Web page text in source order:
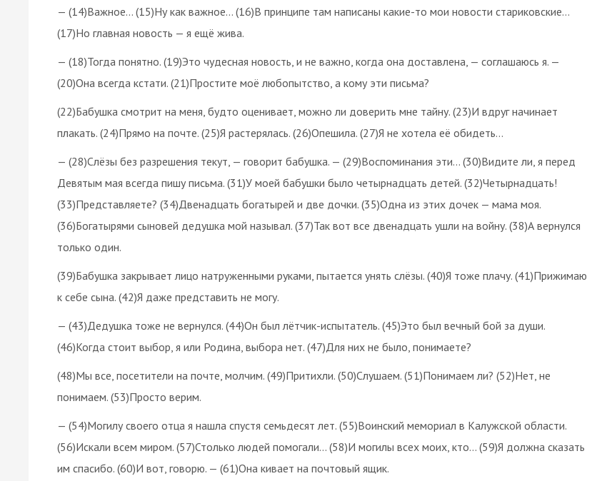
— (14)Важное… (15)Ну как важное… (16)В принципе там написаны какие-то мои новости стариковские…
(17)Но главная новость — я ещё жива.
— (18)Тогда понятно. (19)Это чудесная новость, и не важно, когда она доставлена, — соглашаюсь я. —
(20)Она всегда кстати. (21)Простите моё любопытство, а кому эти письма?
(22)Бабушка смотрит на меня, будто оценивает, можно ли доверить мне тайну. (23)И вдруг начинает
плакать. (24)Прямо на почте. (25)Я растерялась. (26)Опешила. (27)Я не хотела её обидеть…
— (28)Слёзы без разрешения текут, — говорит бабушка. — (29)Воспоминания эти… (30)Видите ли, я перед
Девятым мая всегда пишу письма. (31)У моей бабушки было четырнадцать детей. (32)Четырнадцать!
(33)Представляете? (34)Двенадцать богатырей и две дочки. (35)Одна из этих дочек — мама моя.
(36)Богатырями сыновей дедушка мой называл. (37)Так вот все двенадцать ушли на войну. (38)А вернулся
только один.
(39)Бабушка закрывает лицо натруженными руками, пытается унять слёзы. (40)Я тоже плачу. (41)Прижимаю
к себе сына. (42)Я даже представить не могу.
— (43)Дедушка тоже не вернулся. (44)Он был лётчик-испытатель. (45)Это был вечный бой за души.
(46)Когда стоит выбор, я или Родина, выбора нет. (47)Для них не было, понимаете?
(48)Мы все, посетители на почте, молчим. (49)Притихли. (50)Слушаем. (51)Понимаем ли? (52)Нет, не
понимаем. (53)Просто верим.
— (54)Могилу своего отца я нашла спустя семьдесят лет. (55)Воинский мемориал в Калужской области.
(56)Искали всем миром. (57)Столько людей помогали… (58)И могилы всех моих, кто… (59)Я должна сказать
им спасибо. (60)И вот, говорю. — (61)Она кивает на почтовый ящик.